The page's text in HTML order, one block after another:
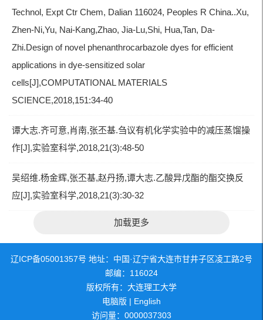
Technol, Expt Ctr Chem, Dalian 116024, Peoples R China..Xu,
Zhen-Ni,Yu, Nai-Kang,Zhao, Jia-Lu,Shi, Hua,Tan, Da-
Zhi.Design of novel phenanthrocarbazole dyes for efficient
applications in dye-sensitized solar
cells[J],COMPUTATIONAL MATERIALS
SCIENCE,2018,151:34-40
谭大志.齐可意,肖南,张丕基.刍议有机化学实验中的减压蒸馏操
作[J],实验室科学,2018,21(3):48-50
吴绍维.杨金辉,张丕基,赵丹扬,谭大志.乙酸异戊酯的酯交换反
应[J],实验室科学,2018,21(3):30-32
加载更多
辽ICP备05001357号 地址：中国·辽宁省大连市甘井子区凌工路2号
邮编：116024
版权所有：大连理工大学
电脑版 | English
访问量： 0000037303